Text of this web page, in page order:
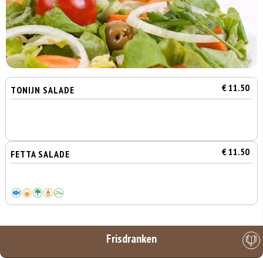
TONIJN SALADE € 11.50
FETTA SALADE € 11.50
Frisdranken